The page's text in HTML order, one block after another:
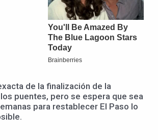
de la finalización de la
puentes, pero se espera que sea
para restablecer El Paso lo